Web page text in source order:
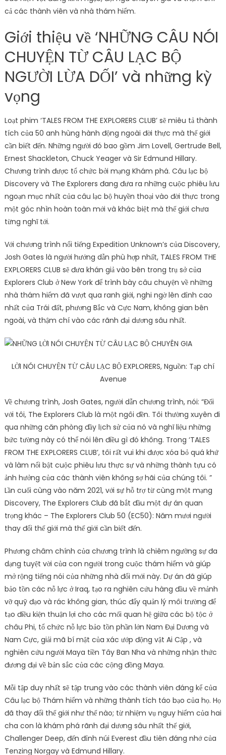
cả các thành viên và nhà thám hiểm.
Giới thiệu về ‘NHỮNG CÂU NÓI
CHUYỆN TỪ CÂU LẠC BỘ
NGƯỜI LỪA DỐI’ và những kỳ
vọng
Loạt phim ‘TALES FROM THE EXPLORERS CLUB’ sẽ miêu tả thành
tích của 50 anh hùng hành động ngoài đời thực mà thế giới
cần biết đến. Những người đó bao gồm Jim Lovell, Gertrude Bell,
Ernest Shackleton, Chuck Yeager và Sir Edmund Hillary.
Chương trình được tổ chức bởi mạng Khám phá. Câu lạc bộ
Discovery và The Explorers đang đưa ra những cuộc phiêu lưu
ngoạn mục nhất của câu lạc bộ huyền thoại vào đời thực trong
một góc nhìn hoàn toàn mới và khác biệt mà thế giới chưa
từng nghĩ tới.
Với chương trình nổi tiếng Expedition Unknown’s của Discovery,
Josh Gates là người hướng dẫn phù hợp nhất, TALES FROM THE
EXPLORERS CLUB sẽ đưa khán giả vào bên trong trụ sở của
Explorers Club ở New York để trình bày câu chuyện về những
nhà thám hiểm đã vượt qua ranh giới, nghi ngờ lên đỉnh cao
nhất của Trái đất, phương Bắc và Cực Nam, không gian bên
ngoài, và thậm chí vào các rãnh đại dương sâu nhất.
LỜI NÓI CHUYỆN TỪ CÂU LẠC BỘ EXPLORERS, Nguồn: Tạp chí
Avenue
Về chương trình, Josh Gates, người dẫn chương trình, nói: “Đối
với tôi, The Explorers Club là một ngôi đền. Tôi thường xuyên đi
qua những căn phòng đầy lịch sử của nó và nghĩ liệu những
bức tường này có thể nói lên điều gì đó không. Trong ‘TALES
FROM THE EXPLORERS CLUB’, tôi rất vui khi được xóa bỏ quá khứ
và làm nổi bật cuộc phiêu lưu thực sự và những thành tựu có
ảnh hưởng của các thành viên không sợ hãi của chúng tôi. ”
Lần cuối cùng vào năm 2021, với sự hỗ trợ từ cùng một mạng
Discovery, The Explorers Club đã bắt đầu một dự án quan
trọng khác – The Explorers Club 50 (EC50): Năm mươi người
thay đổi thế giới mà thế giới cần biết đến.
Phương châm chính của chương trình là chiêm ngưỡng sự đa
dạng tuyệt vời của con người trong cuộc thám hiểm và giúp
mở rộng tiếng nói của những nhà đổi mới này. Dự án đã giúp
bảo tồn các nỗ lực ở Iraq, tạo ra nghiên cứu hàng đầu về mảnh
vỡ quỹ đạo và rác không gian, thúc đẩy quản lý môi trường để
tạo điều kiện thuận lợi cho các mối quan hệ giữa các bộ tộc ở
châu Phi, tổ chức nỗ lực bảo tồn phần lớn Nam Đại Dương và
Nam Cực, giải mã bí mật của xác ướp động vật Ai Cập , và
nghiên cứu người Maya tiền Tây Ban Nha và những nhận thức
đương đại về bản sắc của các cộng đồng Maya.
Mỗi tập duy nhất sẽ tập trung vào các thành viên đáng kể của
Câu lạc bộ Thám hiểm và những thành tích táo bạo của họ. Họ
đã thay đổi thế giới như thế nào; từ nhiệm vụ nguy hiểm của hai
cha con là khám phá rãnh đại dương sâu nhất thế giới,
Challenger Deep, đến đỉnh núi Everest đầu tiên đáng nhớ của
Tenzing Norgay và Edmund Hillary.